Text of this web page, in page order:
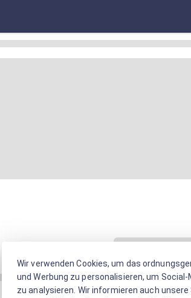
Wir verwenden Cookies, um das
und Werbung zu personalisieren, um
zu analysieren. Wir informieren auch